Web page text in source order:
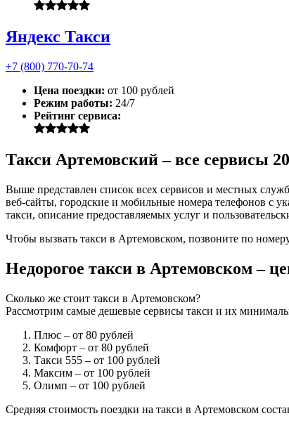
Яндекс Такси
+7 (800) 770-70-74
Цена поездки: от 100 рублей
Режим работы: 24/7
Рейтинг сервиса:
Такси Артемовский – все сервисы
Выше представлен список всех сервисов и местных
веб-сайты, городские и мобильные номера телефонов с
такси, описание предоставляемых услуг и
Чтобы вызвать такси в Артемовском, позвоните по
Недорогое такси в Артемовском –
Сколько же стоит такси в Артемовском?
Рассмотрим самые дешевые сервисы такси и их
Плюс – от 80 рублей
Комфорт – от 80 рублей
Такси 555 – от 100 рублей
Максим – от 100 рублей
Олимп – от 100 рублей
Средняя стоимость поездки на такси в Артемовском